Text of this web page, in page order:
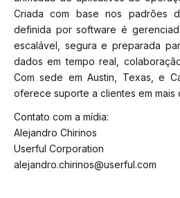
Criada com base nos padrões
definida por software é
escalável, segura e preparada
dados em tempo real,
Com sede em Austin, Texas, e
oferece suporte a clientes em mais
Contato com a mídia:
Alejandro Chirinos
Userful Corporation
alejandro.chirinos@userful.com